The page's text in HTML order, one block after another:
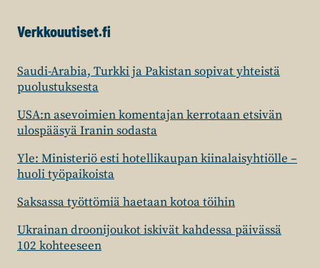
Verkkouutiset.fi
Saudi-Arabia, Turkki ja Pakistan sopivat yhteistä
puolustuksesta
USA:n asevoimien komentajan kerrotaan etsivän
ulospääsyä Iranin sodasta
Yle: Ministeriö esti hotellikaupan kiinalaisyhtiölle –
huoli työpaikoista
Saksassa työttömiä haetaan kotoa töihin
Ukrainan droonijoukot iskivät kahdessa päivässä
102 kohteeseen